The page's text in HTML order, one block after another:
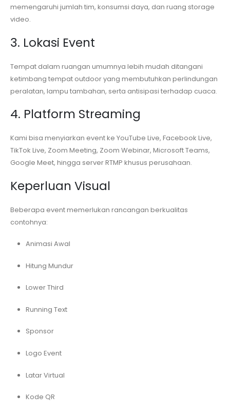
memengaruhi jumlah tim, konsumsi daya, dan ruang storage
video.
3. Lokasi Event
Tempat dalam ruangan umumnya lebih mudah ditangani
ketimbang tempat outdoor yang membutuhkan perlindungan
peralatan, lampu tambahan, serta antisipasi terhadap cuaca.
4. Platform Streaming
Kami bisa menyiarkan event ke YouTube Live, Facebook Live,
TikTok Live, Zoom Meeting, Zoom Webinar, Microsoft Teams,
Google Meet, hingga server RTMP khusus perusahaan.
Keperluan Visual
Beberapa event memerlukan rancangan berkualitas
contohnya:
Animasi Awal
Hitung Mundur
Lower Third
Running Text
Sponsor
Logo Event
Latar Virtual
Kode QR